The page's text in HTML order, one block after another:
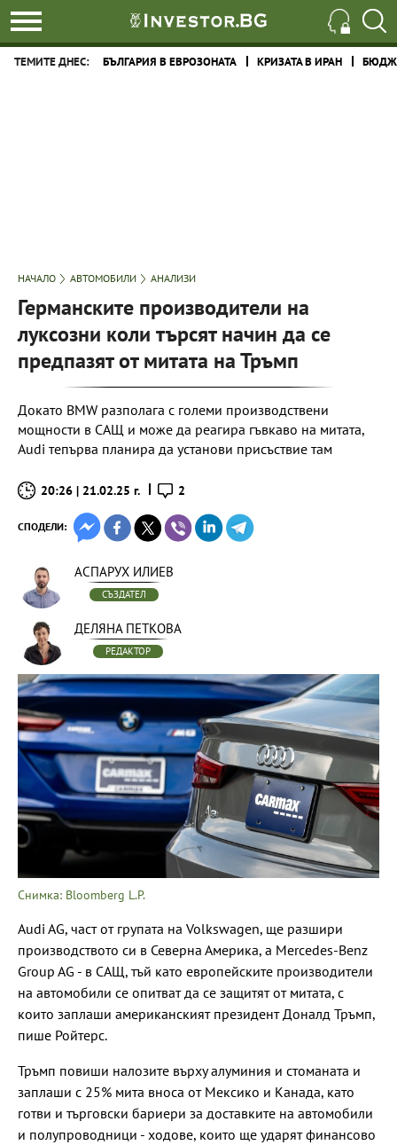
ТЕМИТЕ ДНЕС: БЪЛГАРИЯ В ЕВРОЗОНАТА КРИЗАТА В ИРАН
НАЧАЛО АВТОМОБИЛИ АНАЛИЗИ
Германските производители на
луксозни коли търсят начин да се
предпазят от митата на Тръмп
Докато BMW разполага с големи производствени
мощности в САЩ и може да реагира гъвкаво на митата,
Audi тепърва планира да установи присъствие там
20:26 | 21.02.25 г. 2
СПОДЕЛИ:
АСПАРУХ ИЛИЕВ
СЪЗДАТЕЛ
ДЕЛЯНА ПЕТКОВА
РЕДАКТОР
Снимка: Bloomberg L.P.
Audi AG, част от групата на Volkswagen, ще разшири
производството си в Северна Америка, а Mercedes-Benz
Group AG - в САЩ, тъй като европейските производители
на автомобили се опитват да се защитят от митата, с
които заплаши американският президент Доналд Тръмп,
пише Ройтерс.
Тръмп повиши налозите върху алуминия и стоманата и
заплаши с 25% мита вноса от Мексико и Канада, като
готви и търговски бариери за доставките на автомобили
и полупроводници - ходове, които ще ударят финансово